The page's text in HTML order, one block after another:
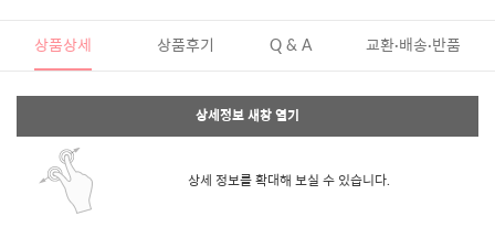
상품상세 상품후기 Q & A 교환·배송·반품
상세정보 새창 열기
상세 정보를 확대해 보실 수 있습니다.